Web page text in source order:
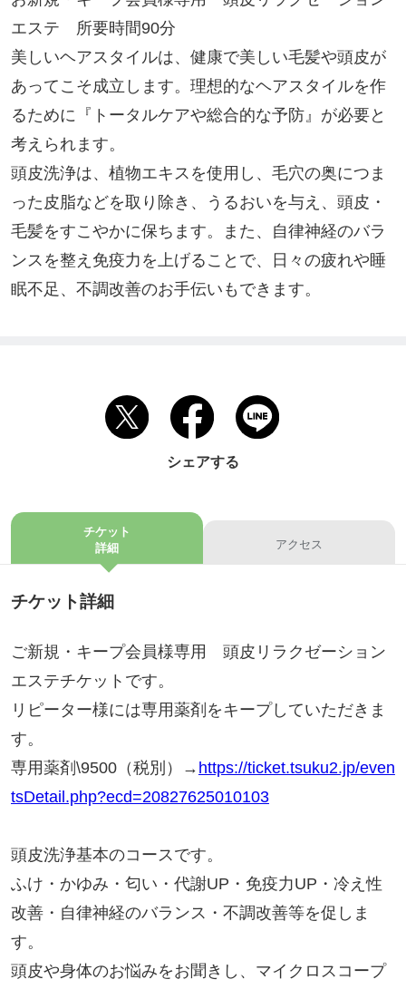
エステ　所要時間90分
美しいヘアスタイルは、健康で美しい毛髪や頭皮が
あってこそ成立します。理想的なヘアスタイルを作
るために『トータルケアや総合的な予防』が必要と
考えられます。
頭皮洗浄は、植物エキスを使用し、毛穴の奥につま
った皮脂などを取り除き、うるおいを与え、頭皮・
毛髪をすこやかに保ちます。また、自律神経のバラ
ンスを整え免疫力を上げることで、日々の疲れや睡
眠不足、不調改善のお手伝いもできます。
シェアする
チケット
詳細
アクセス
チケット詳細
ご新規・キープ会員様専用 頭皮リラクゼーション
エステチケットです。
リピーター様には専用薬剤をキープしていただきま
す。
専用薬剤\9500（税別）→ https://ticket.tsuku2.jp/even
tsDetail.php?ecd=20827625010103
頭皮洗浄基本のコースです。
ふけ・かゆみ・匂い・代謝UP・免疫力UP・冷え性
改善・自律神経のバランス・不調改善等を促しま
す。
頭皮や身体のお悩みをお聞きし、マイクロスコープ